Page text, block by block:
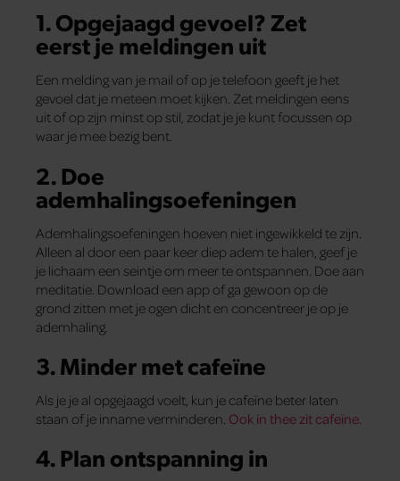
1. Opgejaagd gevoel? Zet
eerst je meldingen uit
Een melding van je mail of op je telefoon geeft je het
gevoel dat je meteen moet kijken. Zet meldingen eens
uit of op zijn minst op stil, zodat je je kunt focussen op
waar je mee bezig bent.
2. Doe
ademhalingsoefeningen
Ademhalingsoefeningen hoeven niet ingewikkeld te zijn.
Alleen al door een paar keer diep adem te halen, geef je
je lichaam een seintje om meer te ontspannen. Doe aan
meditatie. Download een app of ga gewoon op de
grond zitten met je ogen dicht en concentreer je op je
ademhaling.
3. Minder met cafeïne
Als je je al opgejaagd voelt, kun je cafeïne beter laten
staan of je inname verminderen. Ook in thee zit cafeïne.
4. Plan ontspanning in